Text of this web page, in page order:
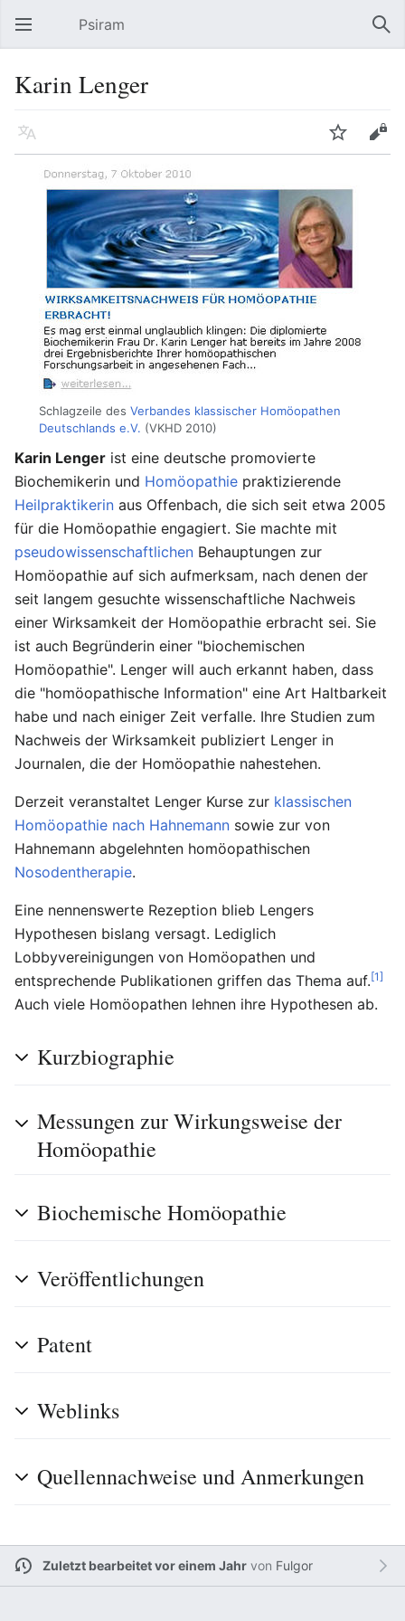
Hauptmenü öffnen Psiram
Karin Lenger
Sprache Beobachten Bearbeiten
Schlagzeile des Verbandes klassischer Homöopathen
Deutschlands e.V. (VKHD 2010)
Karin Lenger ist eine deutsche promovierte
Biochemikerin und Homöopathie praktizierende
Heilpraktikerin aus Offenbach, die sich seit etwa 2005
für die Homöopathie engagiert. Sie machte mit
pseudowissenschaftlichen Behauptungen zur
Homöopathie auf sich aufmerksam, nach denen der
seit langem gesuchte wissenschaftliche Nachweis
einer Wirksamkeit der Homöopathie erbracht sei. Sie
ist auch Begründerin einer "biochemischen
Homöopathie". Lenger will auch erkannt haben, dass
die "homöopathische Information" eine Art Haltbarkeit
habe und nach einiger Zeit verfalle. Ihre Studien zum
Nachweis der Wirksamkeit publiziert Lenger in
Journalen, die der Homöopathie nahestehen.
Derzeit veranstaltet Lenger Kurse zur klassischen
Homöopathie nach Hahnemann sowie zur von
Hahnemann abgelehnten homöopathischen
Nosodentherapie.
Eine nennenswerte Rezeption blieb Lengers
Hypothesen bislang versagt. Lediglich
Lobbyvereinigungen von Homöopathen und
entsprechende Publikationen griffen das Thema auf.[1]
Auch viele Homöopathen lehnen ihre Hypothesen ab.
Kurzbiographie
Messungen zur Wirkungsweise der
Homöopathie
Biochemische Homöopathie
Veröffentlichungen
Patent
Weblinks
Quellennachweise und Anmerkungen
Zuletzt bearbeitet vor einem Jahrvon Fulgor